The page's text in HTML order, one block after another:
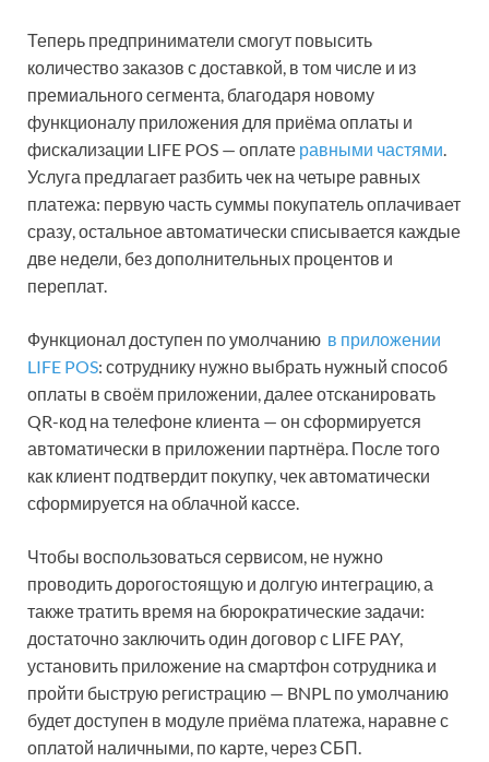
Теперь предприниматели смогут повысить
количество заказов с доставкой, в том числе и из
премиального сегмента, благодаря новому
функционалу приложения для приёма оплаты и
фискализации LIFE POS — оплате равными частями
Услуга предлагает разбить чек на четыре равных
платежа: первую часть суммы покупатель оплачивает
сразу, остальное автоматически списывается каждые
две недели, без дополнительных процентов и
переплат.
Функционал доступен по умолчанию в приложении
LIFE POS: сотруднику нужно выбрать нужный способ
оплаты в своём приложении, далее отсканировать
QR-код на телефоне клиента — он сформируется
автоматически в приложении партнёра. После того
как клиент подтвердит покупку, чек автоматически
сформируется на облачной кассе.
Чтобы воспользоваться сервисом, не нужно
проводить дорогостоящую и долгую интеграцию, а
также тратить время на бюрократические задачи:
достаточно заключить один договор с LIFE PAY,
установить приложение на смартфон сотрудника и
пройти быструю регистрацию — BNPL по умолчанию
будет доступен в модуле приёма платежа, наравне с
оплатой наличными, по карте, через СБП.